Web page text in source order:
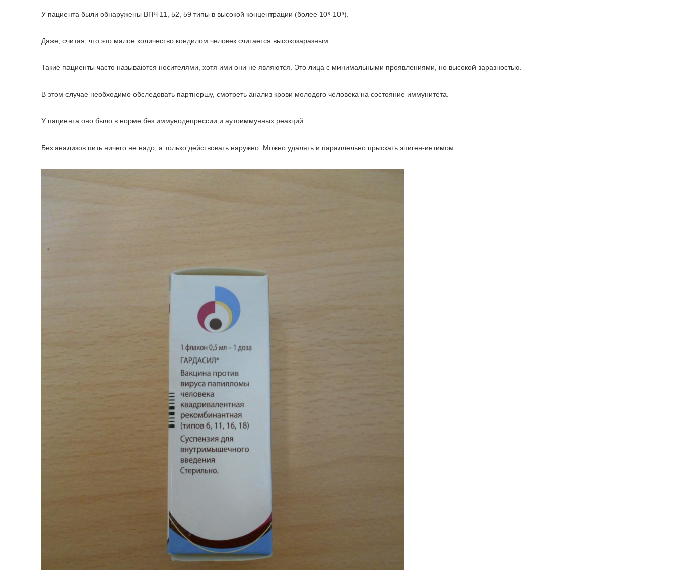
У пациента были обнаружены ВПЧ 11, 52, 59 типы в высокой концентрации (более 10⁸-10⁹).
Даже, считая, что это малое количество кондилом человек считается высокозаразным.
Такие пациенты часто называются носителями, хотя ими они не являются. Это лица с минимальными проявлениями, но высокой заразностью.
В этом случае необходимо обследовать партнершу, смотреть анализ крови молодого человека на состояние иммунитета.
У пациента оно было в норме без иммунодепрессии и аутоиммунных реакций.
Без анализов пить ничего не надо, а только действовать наружно. Можно удалять и параллельно прыскать эпиген-интимом.